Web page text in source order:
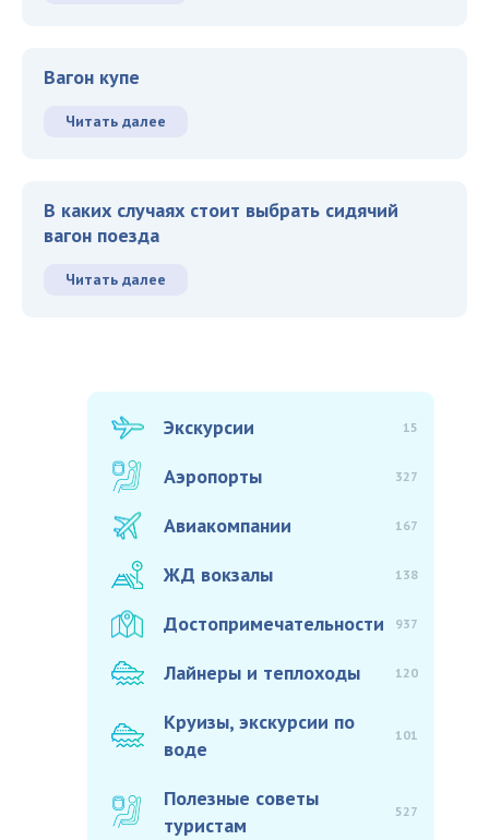
Вагон купе
Читать далее
В каких случаях стоит выбрать сидячий
вагон поезда
Читать далее
Экскурсии 15
Аэропорты 327
Авиакомпании 167
ЖД вокзалы 138
Достопримечательности 937
Лайнеры и теплоходы 120
Круизы, экскурсии по
воде
101
Полезные советы
туристам
527